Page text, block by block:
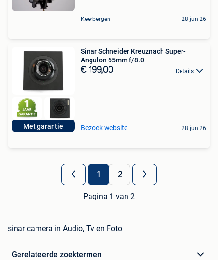
Keerbergen 28 jun 26
Met garantie
Sinar Schneider Kreuznach Super-
Angulon 65mm f/8.0
€ 199,00 Details
Bezoek website 28 jun 26
1 2
Pagina 1 van 2
sinar camera in Audio, Tv en Foto
Gerelateerde zoektermen